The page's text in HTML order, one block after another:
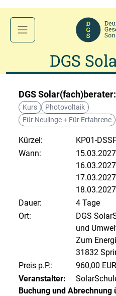
DGS
DGS
Kurs
Photovoltaik
Für Neulinge + Für Erfahrene
Kürzel:
KP01-
Wann:
Dauer:
4 Tage
Ort:
DGS
und
Zum
31832
Preis p.P.:
960,00
Veranstalter:
Buchung und Abrechnung